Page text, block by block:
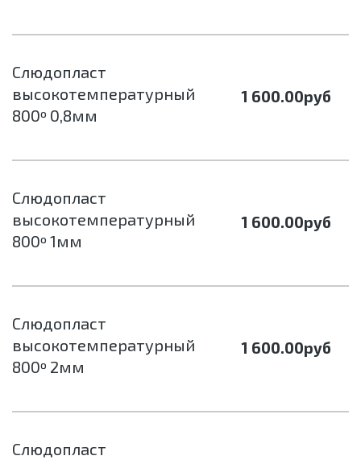
Слюдопласт
высокотемпературный
800º 0,8мм
1 600.00руб
Слюдопласт
высокотемпературный
800º 1мм
1 600.00руб
Слюдопласт
высокотемпературный
800º 2мм
1 600.00руб
Слюдопласт